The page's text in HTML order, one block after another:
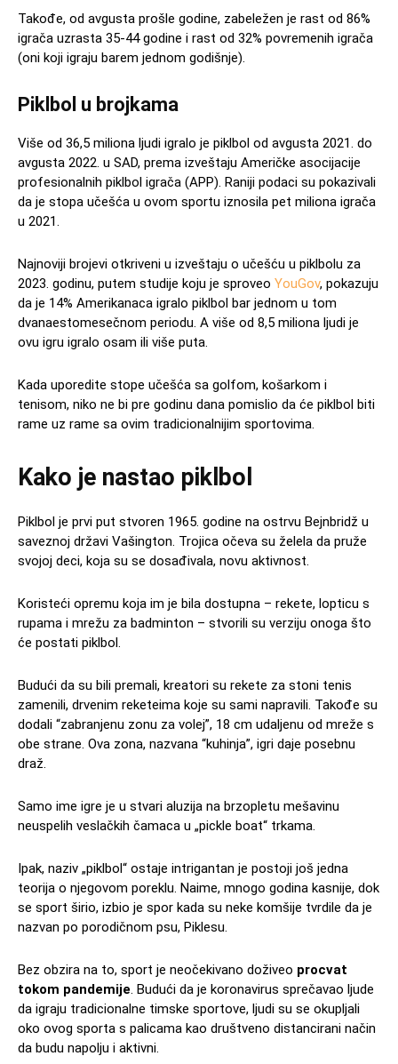
Takođe, od avgusta prošle godine, zabeležen je rast od 86%
igrača uzrasta 35-44 godine i rast od 32% povremenih igrača
(oni koji igraju barem jednom godišnje).
Piklbol u brojkama
Više od 36,5 miliona ljudi igralo je piklbol od avgusta 2021. do
avgusta 2022. u SAD, prema izveštaju Američke asocijacije
profesionalnih piklbol igrača (APP). Raniji podaci su pokazivali
da je stopa učešća u ovom sportu iznosila pet miliona igrača
u 2021.
Najnoviji brojevi otkriveni u izveštaju o učešću u piklbolu za
2023. godinu, putem studije koju je sproveo YouGov, pokazuju
da je 14% Amerikanaca igralo piklbol bar jednom u tom
dvanaestomesečnom periodu. A više od 8,5 miliona ljudi je
ovu igru igralo osam ili više puta.
Kada uporedite stope učešća sa golfom, košarkom i
tenisom, niko ne bi pre godinu dana pomislio da će piklbol biti
rame uz rame sa ovim tradicionalnijim sportovima.
Kako je nastao piklbol
Piklbol je prvi put stvoren 1965. godine na ostrvu Bejnbridž u
saveznoj državi Vašington. Trojica očeva su želela da pruže
svojoj deci, koja su se dosađivala, novu aktivnost.
Koristeći opremu koja im je bila dostupna – rekete, lopticu s
rupama i mrežu za badminton – stvorili su verziju onoga što
će postati piklbol.
Budući da su bili premali, kreatori su rekete za stoni tenis
zamenili, drvenim reketeima koje su sami napravili. Takođe su
dodali “zabranjenu zonu za volej”, 18 cm udaljenu od mreže s
obe strane. Ova zona, nazvana “kuhinja”, igri daje posebnu
draž.
Samo ime igre je u stvari aluzija na brzopletu mešavinu
neuspelih veslačkih čamaca u „pickle boat“ trkama.
Ipak, naziv „piklbol“ ostaje intrigantan je postoji još jedna
teorija o njegovom poreklu. Naime, mnogo godina kasnije, dok
se sport širio, izbio je spor kada su neke komšije tvrdile da je
nazvan po porodičnom psu, Piklesu.
Bez obzira na to, sport je neočekivano doživeo procvat
tokom pandemije. Budući da je koronavirus sprečavao ljude
da igraju tradicionalne timske sportove, ljudi su se okupljali
oko ovog sporta s palicama kao društveno distancirani način
da budu napolju i aktivni.